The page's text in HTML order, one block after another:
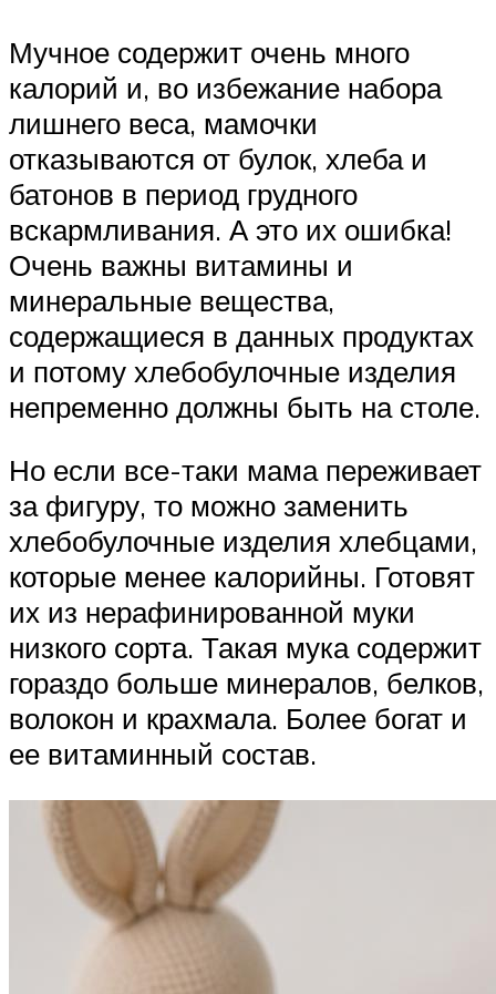
Мучное содержит очень много
калорий и, во избежание набора
лишнего веса, мамочки
отказываются от булок, хлеба и
батонов в период грудного
вскармливания. А это их ошибка!
Очень важны витамины и
минеральные вещества,
содержащиеся в данных продуктах
и потому хлебобулочные изделия
непременно должны быть на столе.
Но если все-таки мама переживает
за фигуру, то можно заменить
хлебобулочные изделия хлебцами,
которые менее калорийны. Готовят
их из нерафинированной муки
низкого сорта. Такая мука содержит
гораздо больше минералов, белков,
волокон и крахмала. Более богат и
ее витаминный состав.